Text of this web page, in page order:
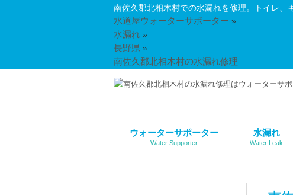
南佐久郡北相木村での水漏れを修理。トイレ、
水道屋ウォーターサポーター »
水漏れ »
長野県 »
南佐久郡北相木村の水漏れ修理
ウォーターサポーター
Water Supporter
水漏れ
Water Leak